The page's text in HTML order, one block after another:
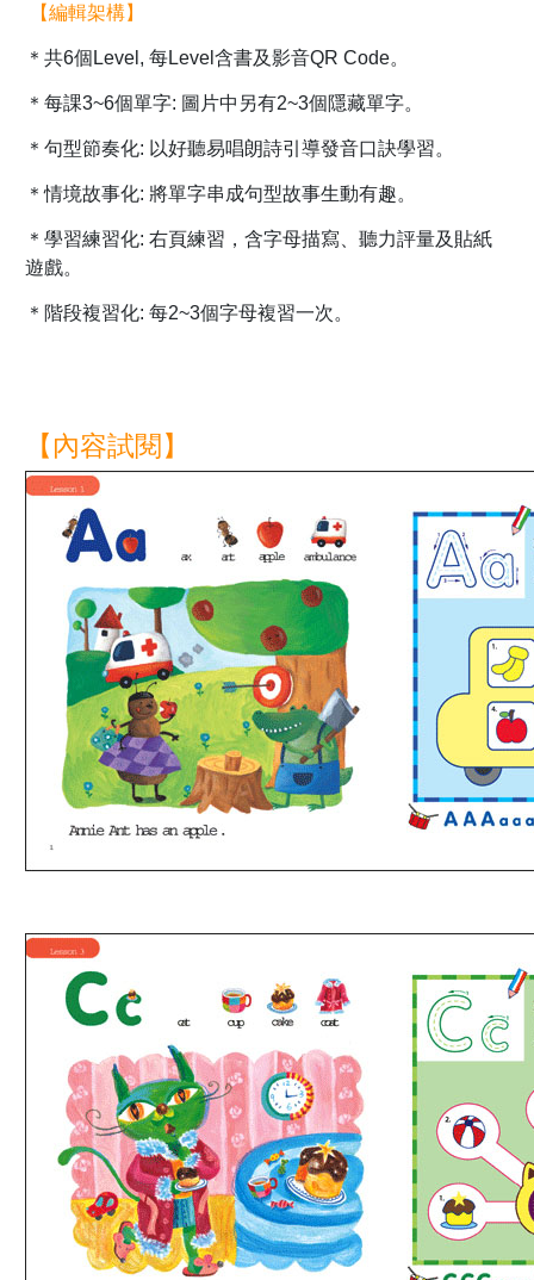
【編輯架構】
＊共6個Level, 每Level含書及影音QR Code。
＊每課3~6個單字: 圖片中另有2~3個隱藏單字。
＊句型節奏化: 以好聽易唱朗詩引導發音口訣學習。
＊情境故事化: 將單字串成句型故事生動有趣。
＊學習練習化: 右頁練習，含字母描寫、聽力評量及貼紙
遊戲。
＊階段複習化: 每2~3個字母複習一次。
【內容試閱】